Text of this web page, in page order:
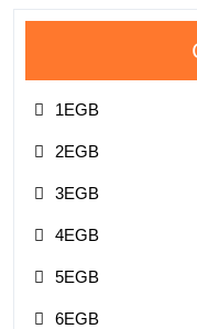
1EGB
2EGB
3EGB
4EGB
5EGB
6EGB